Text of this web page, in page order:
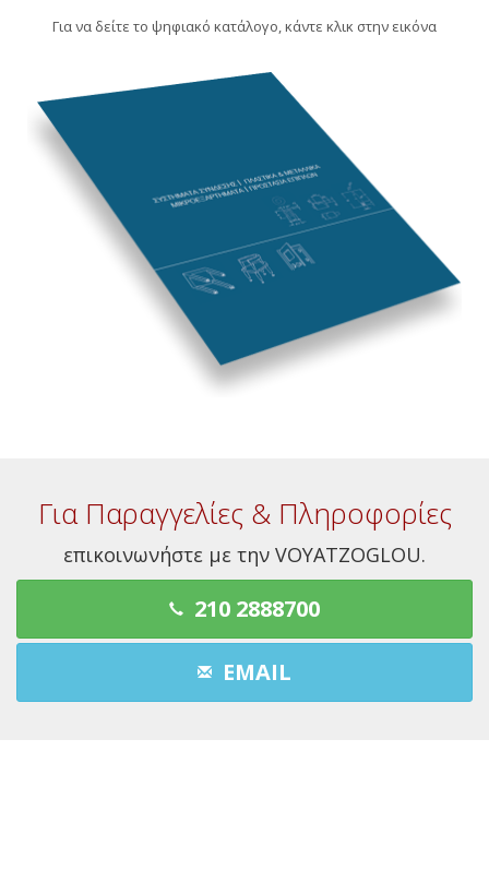
Για να δείτε το ψηφιακό κατάλογο, κάντε κλικ στην εικόνα
Για Παραγγελίες & Πληροφορίες
επικοινωνήστε με την VOYATZOGLOU.
210 2888700
EMAIL